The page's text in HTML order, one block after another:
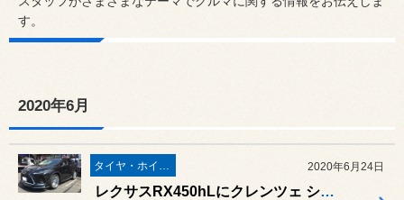
す。
2020年6月
2020年6月24日
レクサスRX450hLにクレンツェ シンティル 21インチを装着！